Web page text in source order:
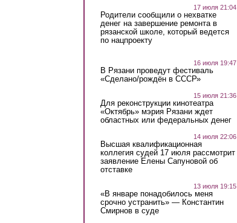
17 июля 21:04
Родители сообщили о нехватке
денег на завершение ремонта в
рязанской школе, который ведется
по нацпроекту
16 июля 19:47
В Рязани проведут фестиваль
«Сделано/рождён в СССР»
15 июля 21:36
Для реконструкции кинотеатра
«Октябрь» мэрия Рязани ждет
областных или федеральных денег
14 июля 22:06
Высшая квалификационная
коллегия судей 17 июля рассмотрит
заявление Елены Сапуновой об
отставке
13 июля 19:15
«В январе понадобилось меня
срочно устранить» — Константин
Смирнов в суде